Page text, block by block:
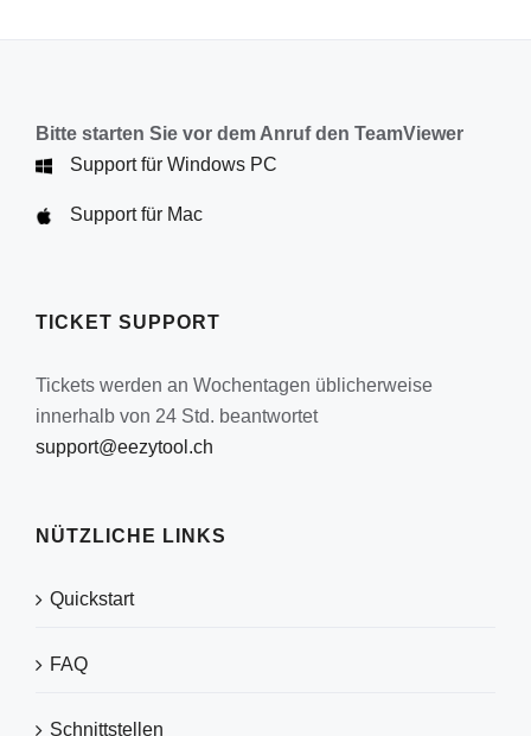
Bitte starten Sie vor dem Anruf den TeamViewer
Support für Windows PC
Support für Mac
TICKET SUPPORT
Tickets werden an Wochentagen üblicherweise
innerhalb von 24 Std. beantwortet
support@eezytool.ch
NÜTZLICHE LINKS
Quickstart
FAQ
Schnittstellen